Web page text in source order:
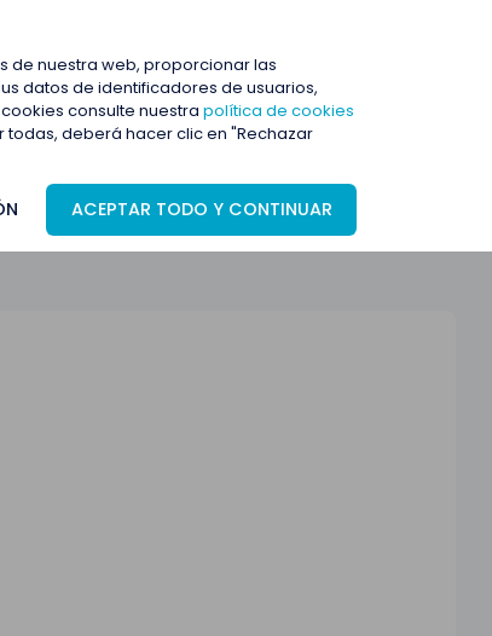
de nuestra web, proporcionar las
datos de identificadores de usuarios,
consulte nuestra política de cookies
deberá hacer clic en "Rechazar
ACEPTAR TODO Y CONTINUAR